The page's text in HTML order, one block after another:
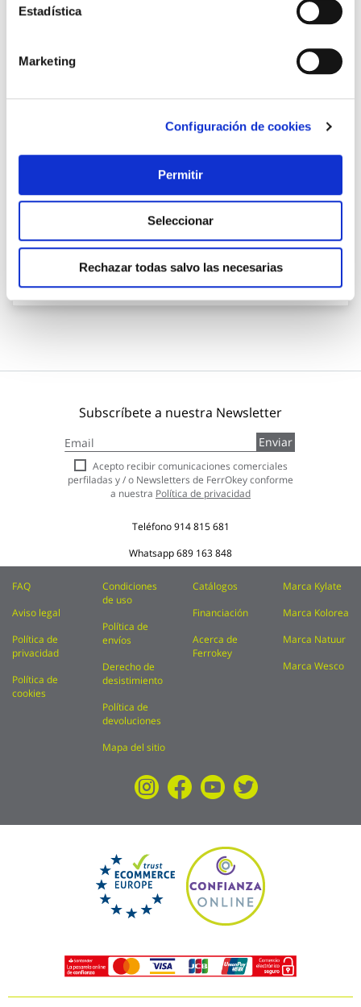
Estadística
Marketing
Configuración de cookies
Permitir
Seleccionar
Rechazar todas salvo las necesarias
Pantalon ignifugo algodon tratado talla l velilla
Velilla
29,45 €
Subscríbete a nuestra Newsletter
a
nuestro
boletín
de
Enviar
Acepto recibir comunicaciones comerciales
perfiladas y / o Newsletters de FerrOkey conforme
a nuestra Política de privacidad
Teléfono914 815 681
Whatsapp689 163 848
FAQ
Aviso legal
Política de
privacidad
Política de
cookies
Condiciones
de uso
Política de
envíos
Derecho de
desistimiento
Política de
devoluciones
Mapa del sitio
Catálogos
Financiación
Acerca de
Ferrokey
Marca Kylate
Marca Kolorea
Marca Natuur
Marca Wesco